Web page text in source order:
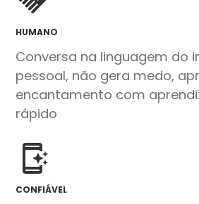
HUMANO
Conversa na linguagem do
pessoal, não gera medo,
encantamento com
rápido
CONFIÁVEL